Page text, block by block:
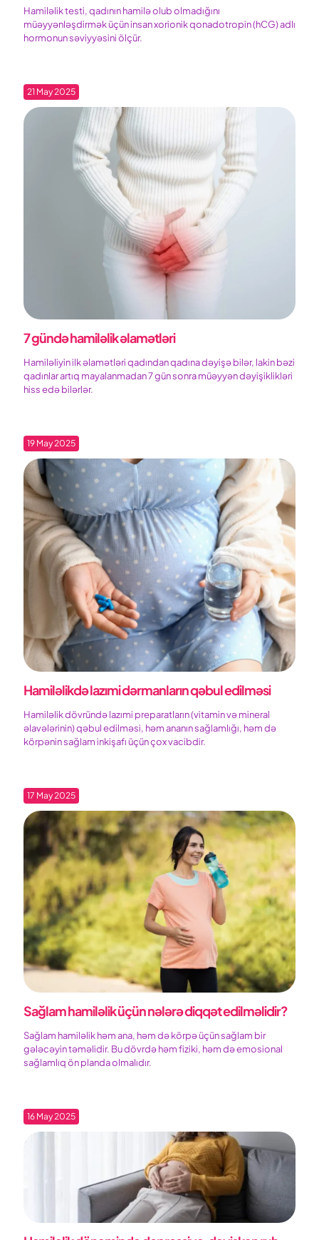
Hamiləlik testi, qadının hamilə olub olmadığını
müəyyənləşdirmək üçün insan xorionik qonadotropin (hCG) adlı
hormonun səviyyəsini ölçür.
21 May 2025
7 gündə hamiləlik əlamətləri
Hamiləliyin ilk əlamətləri qadından qadına dəyişə bilər, lakin bəzi
qadınlar artıq mayalanmadan 7 gün sonra müəyyən dəyişiklikləri
hiss edə bilərlər.
19 May 2025
Hamiləlikdə lazımi dərmanların qəbul edilməsi
Hamiləlik dövründə lazımi preparatların (vitamin və mineral
əlavələrinin) qəbul edilməsi, həm ananın sağlamlığı, həm də
körpənin sağlam inkişafı üçün çox vacibdir.
17 May 2025
Sağlam hamiləlik üçün nələrə diqqət edilməlidir?
Sağlam hamiləlik həm ana, həm də körpə üçün sağlam bir
gələcəyin təməlidir. Bu dövrdə həm fiziki, həm də emosional
sağlamlıq ön planda olmalıdır.
16 May 2025